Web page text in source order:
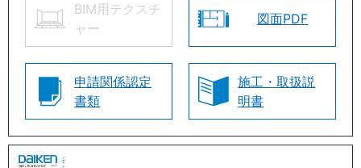
BIM用テクスチ
ャー
図面PDF
申請関係認定
書類
施工・取扱説
明書